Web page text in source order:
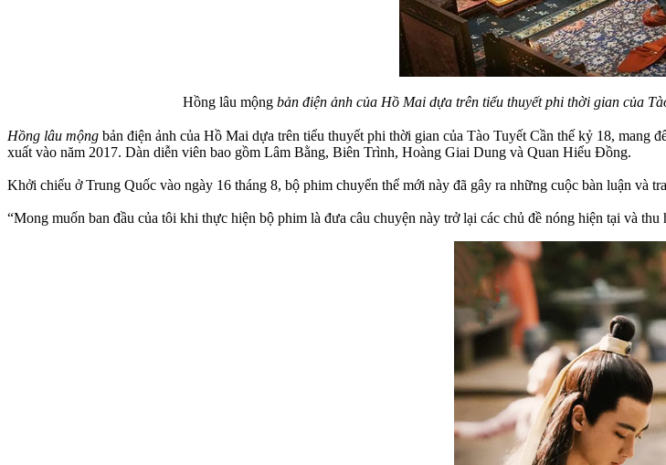
Hồng lâu mộngbản điện ảnh của Hồ Mai dựa trên tiểu thuyết phi thời gian của
Hồng lâu mộng bản điện ảnh của Hồ Mai dựa trên tiểu thuyết phi thời gian của Tào Tuyết Cần thế kỷ 18, mang
xuất vào năm 2017. Dàn diễn viên bao gồm Lâm Bằng, Biên Trình, Hoàng Giai Dung và Quan Hiểu Đồng.
Khởi chiếu ở Trung Quốc vào ngày 16 tháng 8, bộ phim chuyển thể mới này đã gây ra những cuộc bàn luận và
“Mong muốn ban đầu của tôi khi thực hiện bộ phim là đưa câu chuyện này trở lại các chủ đề nóng hiện tại và